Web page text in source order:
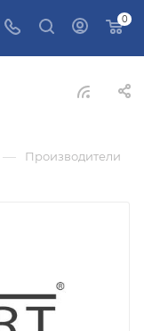
0
— Производители